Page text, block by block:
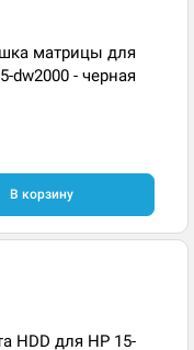
матрицы для
dw2000 - черная
В корзину
HDD для HP 15-